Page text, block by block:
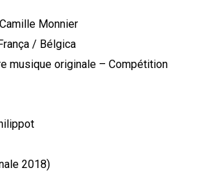
Monnier
/ Bélgica
musique originale – Compétition
2018)